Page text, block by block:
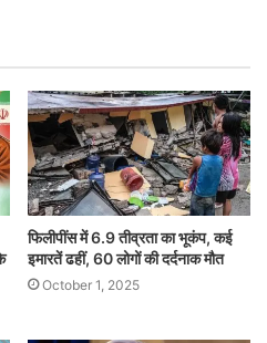
फिलीपींस में 6.9 तीव्रता का भूकंप, कई
इमारतें ढहीं, 60 लोगों की दर्दनाक मौत
October 1, 2025